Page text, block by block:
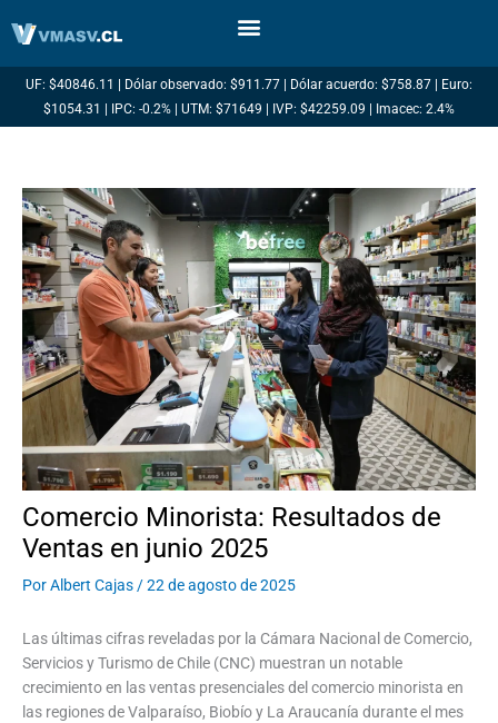
UF: $40846.11 | Dólar observado: $911.77 | Dólar acuerdo: $758.87 | Euro:
$1054.31 | IPC: -0.2% | UTM: $71649 | IVP: $42259.09 | Imacec: 2.4%
Comercio Minorista: Resultados de
Ventas en junio 2025
PorAlbert Cajas /22 de agosto de 2025
Las últimas cifras reveladas por la Cámara Nacional de Comercio,
Servicios y Turismo de Chile (CNC) muestran un notable
crecimiento en las ventas presenciales del comercio minorista en
las regiones de Valparaíso, Biobío y La Araucanía durante el mes